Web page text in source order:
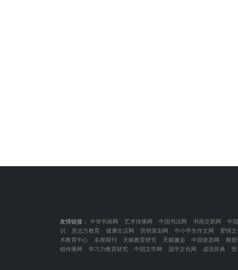
友情链接： 中华书画网 艺术传播网 中国书法网 书画交易网 中
识
意志力教育 健康生活网 营销策划网 中小学生作文网 爱情文
术教育中心
名模期刊 天赋教育研究 天赋邂逅 中国瓷器网 雕
销传播网
学习力教育研究 中国文学网 国学文化网 成语辞典 世